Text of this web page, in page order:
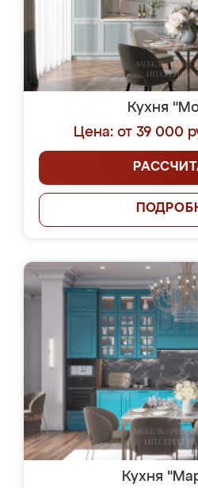
Кухня
Цена: от 39 000
Кухня